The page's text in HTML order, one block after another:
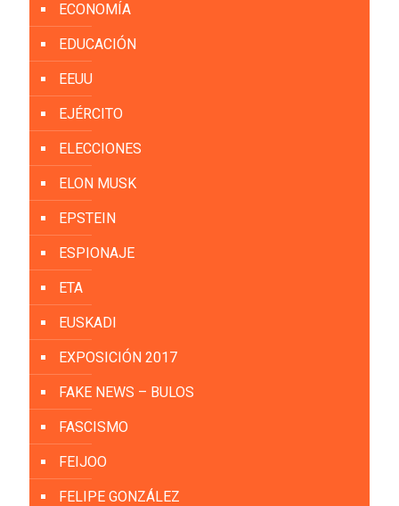
ECONOMÍA
EDUCACIÓN
EEUU
EJÉRCITO
ELECCIONES
ELON MUSK
EPSTEIN
ESPIONAJE
ETA
EUSKADI
EXPOSICIÓN 2017
FAKE NEWS – BULOS
FASCISMO
FEIJOO
FELIPE GONZÁLEZ